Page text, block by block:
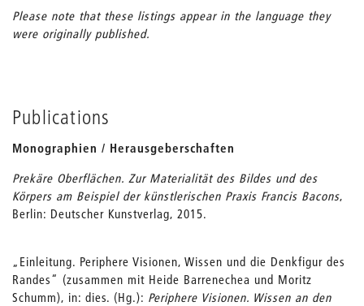
Please note that these listings appear in the language they
were originally published.
Publications
Monographien / Herausgeberschaften
Prekäre Oberflächen. Zur Materialität des Bildes und des
Körpers am Beispiel der künstlerischen Praxis Francis Bacons,
Berlin: Deutscher Kunstverlag, 2015.
„Einleitung. Periphere Visionen, Wissen und die Denkfigur des
Randes“ (zusammen mit Heide Barrenechea und Moritz
Schumm), in: dies. (Hg.): Periphere Visionen. Wissen an den